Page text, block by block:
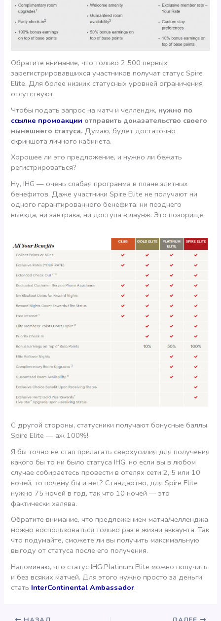
Обратите внимание, что только 2 500 первых
зарегистрировавшихся участников получат статус Spire
Elite. Для более низких статусных уровней ограничения
отсутствуют.
Чтобы подать запрос на матч и челлендж, нужно по
ссылке промоакции отправить доказательство своего
нынешнего статуса. Думаю, будет достаточно
скриншота личного кабинета.
Хорошее ли это предложение, и нужно ли бежать
регистрироваться?
Ну, IHG — очень слабая программа в плане элитных
бенефитов. Даже участники Spire Elite не получают ни
одного гарантированного бенефита: ни позднего
выезда, ни завтрака, ни доступа в лаунж. Это позорище.
С другой стороны, статусники получают бонусные баллы.
Spire Elite — аж 100%!
Я бы точно не стал прилагать сверхусилия для получения
какого бы то ни было статуса IHG, но если вы в любом
случае собираетесь провести в отелях сети 2, 5 или 10
ночей, то почему бы и нет? Стандартно, для Spire Elite
нужно 75 ночей в год, так что 10 ночей — это
фактически халява.
Обратите внимание, что предложением матча/челленджа
можно воспользоваться только раз в жизни аккаунта. Так
что подумайте, сможете ли вы получить максимальную
выгоду от статуса после его получения.
Напоминаю, что статус IHG Platinum Elite можно получить
и без всяких матчей. Для этого нужно просто за деньги
стать InterContinental Ambassador.